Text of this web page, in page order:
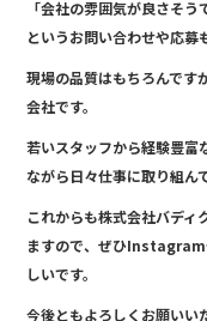
「会社の雰囲気が良さそう
というお問い合わせや応募
現場の品質はもちろんです
会社です。
若いスタッフから経験豊富
ながら日々仕事に取り組ん
これからも株式会社バディ
ますので、ぜひInstagram
しいです。
今後ともよろしくお願いい